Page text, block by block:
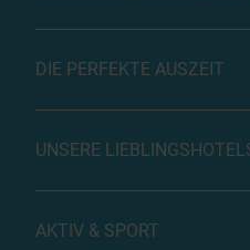
DIE PERFEKTE AUSZEIT
UNSERE
AKTIV & SPORT